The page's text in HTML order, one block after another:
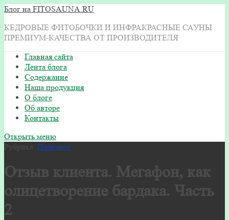
Блог на FITOSAUNA.RU
КЕДРОВЫЕ ФИТОБОЧКИ И ИНФРАКРАСНЫЕ САУНЫ
ПРЕМИУМ-КАЧЕСТВА ОТ ПРОИЗВОДИТЕЛЯ
Главная сайта
Лента блога
Содержание
Наша продукция
О блоге
Об авторе
Контакты
Открыть меню
Рубрика: Полезное
Отзыв клиента. Мегафон, как
олицетворение бардака. Часть
2